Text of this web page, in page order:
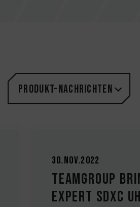
Produkt-Nachrichten
30.Nov.2022
TEAMGROUP
EXPERT SDXC